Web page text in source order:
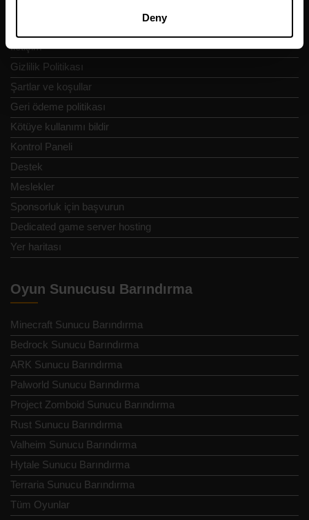
Deny
İletişim
Gizlilik Politikası
Şartlar ve koşullar
Geri ödeme politikası
Kötüye kullanımı bildir
Kontrol Paneli
Destek
Meslekler
Sponsorluk için başvurun
Dedicated game server hosting
Yer haritası
Oyun Sunucusu Barındırma
Minecraft Sunucu Barındırma
Bedrock Sunucu Barındırma
ARK Sunucu Barındırma
Palworld Sunucu Barındırma
Project Zomboid Sunucu Barındırma
Rust Sunucu Barındırma
Valheim Sunucu Barındırma
Hytale Sunucu Barındırma
Terraria Sunucu Barındırma
Tüm Oyunlar